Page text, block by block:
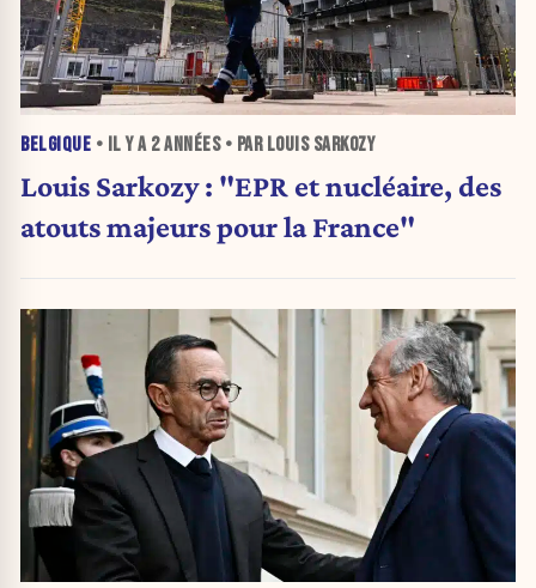
BELGIQUE • IL Y A 2 ANNÉES• PAR LOUIS SARKOZY
Louis Sarkozy : "EPR et nucléaire, des
atouts majeurs pour la France"